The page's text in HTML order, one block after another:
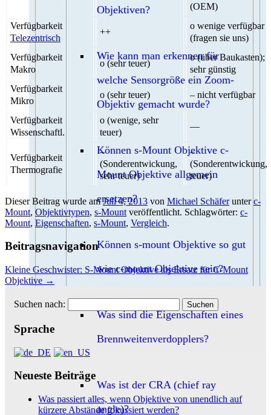
Objektiven?
Wie kann man erkennen für
welche Sensorgröße ein Zoom-
Objektiv gemacht wurde?
Können s-Mount Objektive c-
Mount Objektive allgemein
ersetzen?
Können s-mount Objektive so gut
wie c-mount Objektive sein?
Was sind die Eigenschaften eines
Brennweitenverdopplers?
Was ist der CRA (chief ray
angle)?
(OEM)
Verfügbarkeit
Telezentrisch
++
o wenige verfügbar
(fragen sie uns)
Verfügbarkeit
Makro
o (sehr teuer)
o (über Baukasten);
sehr günstig
Verfügbarkeit
Mikro
o (sehr teuer) – nicht verfügbar
Verfügbarkeit
Wissenschaftl.
o (wenige, sehr
teuer)
—
Verfügbarkeit
Thermografie
–
(Sonderentwickung,
sehr teuer)
–
(Sonderentwickung,
teuer)
Dieser Beitrag wurde amJuli 4, 2013 von Michael Schäferunterc-
Mount, Objektivtypen, s-Mount veröffentlicht. Schlagwörter: c-
Mount, Eigenschaften, s-Mount, Vergleich.
Beitragsnavigation
Kleine Geschwister: S-Mount Objektive als Ersatz für C-Mount
Objektive →
Suchen nach:
Sprache
Neueste Beiträge
Was passiert alles, wenn Objektive von unendlich auf
kürzere Abstände fokussiert werden?